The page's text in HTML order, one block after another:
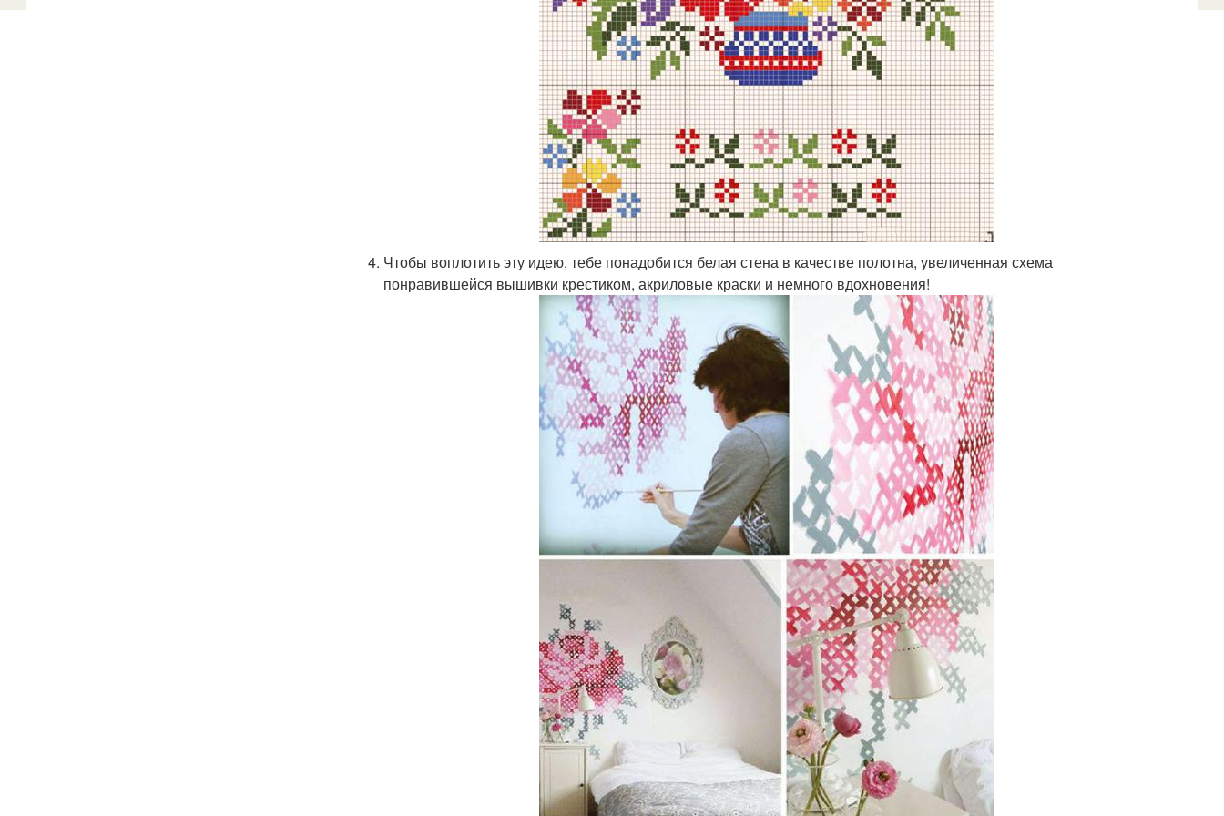
Чтобы воплотить эту идею, тебе понадобится белая стена в качестве полотна, увеличенная схема
понравившейся вышивки крестиком, акриловые краски и немного вдохновения!